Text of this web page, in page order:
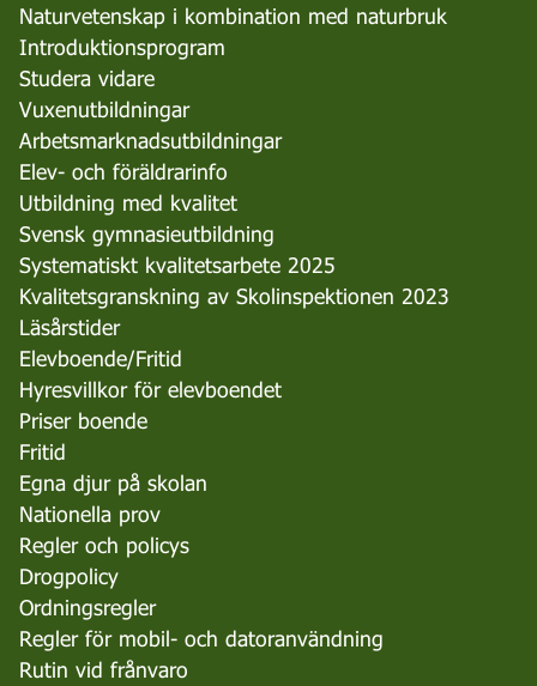
Naturvetenskap i kombination med naturbruk
Introduktionsprogram
Studera vidare
Vuxenutbildningar
Arbetsmarknadsutbildningar
Elev- och föräldrarinfo
Utbildning med kvalitet
Svensk gymnasieutbildning
Systematiskt kvalitetsarbete 2025
Kvalitetsgranskning av Skolinspektionen 2023
Läsårstider
Elevboende/Fritid
Hyresvillkor för elevboendet
Priser boende
Fritid
Egna djur på skolan
Nationella prov
Regler och policys
Drogpolicy
Ordningsregler
Regler för mobil- och datoranvändning
Rutin vid frånvaro